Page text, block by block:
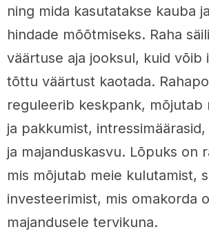
ning mida kasutatakse kauba
hindade mõõtmiseks. Raha
väärtuse aja jooksul, kuid võib
tõttu väärtust kaotada.
reguleerib keskpank, mõjutab
ja pakkumist,
ja majanduskasvu. Lõpuks on
mis mõjutab meie kulutamist,
investeerimist, mis omakorda
majandusele tervikuna.